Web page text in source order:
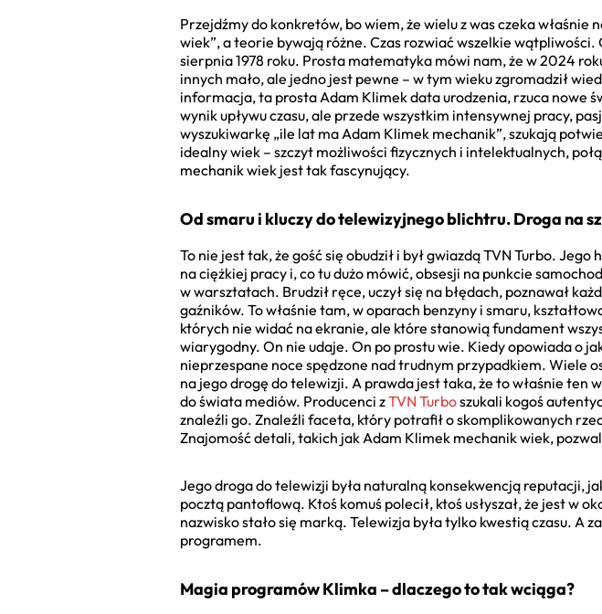
Przejdźmy do konkretów, bo wiem, że wielu z was czeka
wiek”, a teorie bywają różne. Czas rozwiać wszelkie
sierpnia 1978 roku. Prosta matematyka mówi nam, że w 2024
innych mało, ale jedno jest pewne – w tym wieku zgromadził
informacja, ta prosta Adam Klimek data urodzenia, rzuca nowe
wynik upływu czasu, ale przede wszystkim intensywnej pracy,
wyszukiwarkę „ile lat ma Adam Klimek mechanik”, szukają
idealny wiek – szczyt możliwości fizycznych i intelektualnych,
mechanik wiek jest tak fascynujący.
Od smaru i kluczy do telewizyjnego blichtru. Droga na
To nie jest tak, że gość się obudził i był gwiazdą TVN Turbo.
na ciężkiej pracy i, co tu dużo mówić, obsesji na punkcie
w warsztatach. Brudził ręce, uczył się na błędach, poznawał
gaźników. To właśnie tam, w oparach benzyny i smaru,
których nie widać na ekranie, ale które stanowią fundament
wiarygodny. On nie udaje. On po prostu wie. Kiedy opowiada o
nieprzespane noce spędzone nad trudnym przypadkiem. Wiele
na jego drogę do telewizji. A prawda jest taka, że to właśnie ten
do świata mediów. Producenci zTVN Turboszukali kogoś
znaleźli go. Znaleźli faceta, który potrafił o skomplikowanych
Znajomość detali, takich jak Adam Klimek mechanik wiek,
Jego droga do telewizji była naturalną konsekwencją reputacji,
pocztą pantoflową. Ktoś komuś polecił, ktoś usłyszał, że jest w
nazwisko stało się marką. Telewizja była tylko kwestią czasu.
programem.
Magia programów Klimka – dlaczego to tak wciąga?